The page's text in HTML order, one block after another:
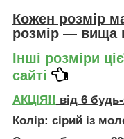
Кожен розмір
розмір — вища
Інші розміри
сайті
АКЦІЯ!! від 6
Колір: сірий із